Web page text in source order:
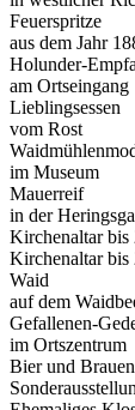
Feuerspritze
aus dem Jahr
Holunder-
am Ortseingang
Lieblingsessen
vom Rost
im Museum
Mauerreif
in der
Kirchenaltar bis
Kirchenaltar bis
Waid
auf dem
Gefallenen-
im Ortszentrum
Bier und Brauen